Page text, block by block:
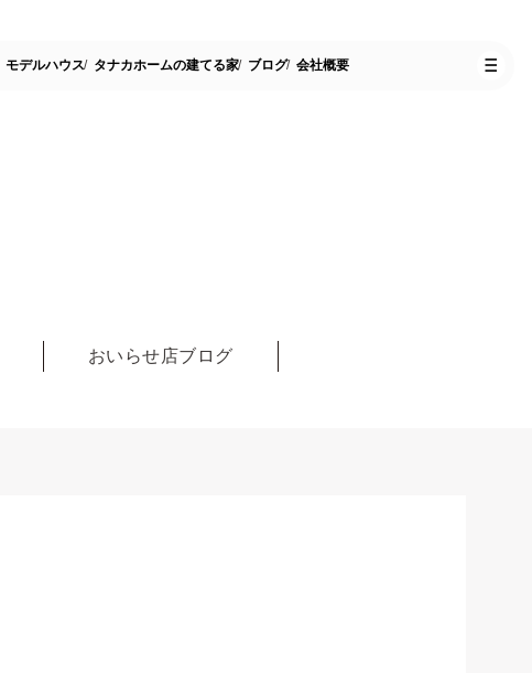
モデルハウス タナカホームの建てる家 ブログ 会社概要
おいらせ店ブログ